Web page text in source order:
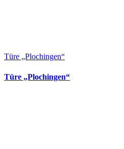
Türe „Plochingen“
Türe „Plochingen“